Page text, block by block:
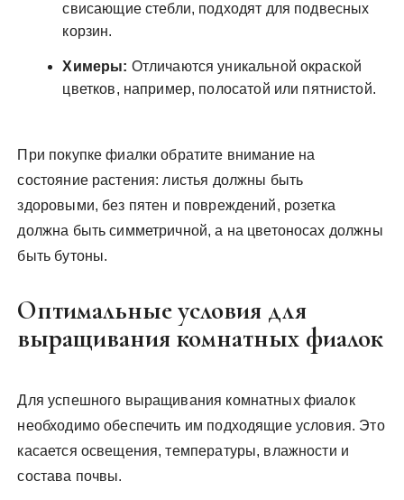
свисающие стебли, подходят для подвесных
корзин.
Химеры: Отличаются уникальной окраской
цветков, например, полосатой или пятнистой.
При покупке фиалки обратите внимание на
состояние растения: листья должны быть
здоровыми, без пятен и повреждений, розетка
должна быть симметричной, а на цветоносах должны
быть бутоны.
Оптимальные условия для
выращивания комнатных фиалок
Для успешного выращивания комнатных фиалок
необходимо обеспечить им подходящие условия. Это
касается освещения, температуры, влажности и
состава почвы.